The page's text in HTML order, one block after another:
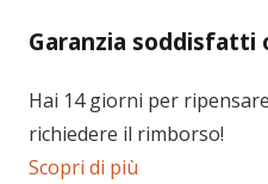
Garanzia soddisfatti
Hai 14 giorni per
richiedere il rimborso!
Scopri di più